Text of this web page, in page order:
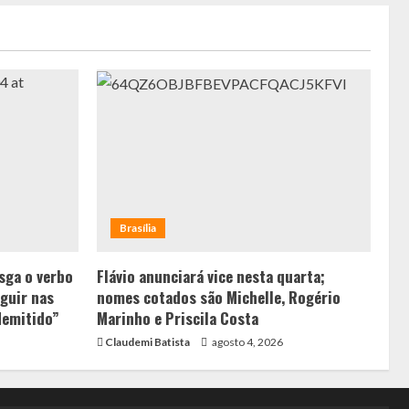
o verbo
nas
Brasília
Flávio anunciará vice nesta quarta;
nomes cotados são Michelle, Rogério
Marinho e Priscila Costa
Claudemi Batista agosto 4, 2026